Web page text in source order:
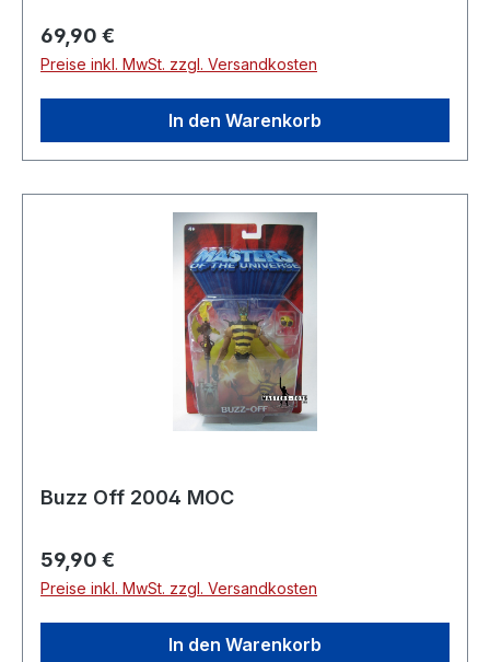
Regulärer Preis:
69,90 €
Preise inkl. MwSt. zzgl. Versandkosten
In den Warenkorb
Buzz Off 2004 MOC
Regulärer Preis:
59,90 €
Preise inkl. MwSt. zzgl. Versandkosten
In den Warenkorb